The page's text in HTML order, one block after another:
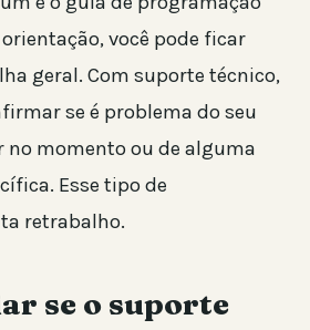
você pode ficar
geral. Com suporte técnico,
se é problema do seu
no momento ou de alguma
Esse tipo de
retrabalho.
se o suporte